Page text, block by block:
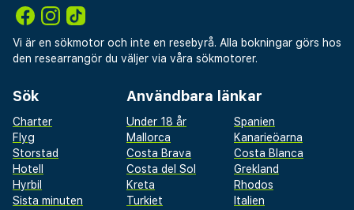
Vi är en sökmotor och inte en resebyrå. Alla bokningar görs hos
den researrangör du väljer via våra sökmotorer.
Sök
Charter
Flyg
Storstad
Hotell
Hyrbil
Sista minuten
Användbara länkar
Under 18 år
Spanien
Mallorca
Kanarieöarna
Costa Brava
Costa Blanca
Costa del Sol
Grekland
Kreta
Rhodos
Turkiet
Italien